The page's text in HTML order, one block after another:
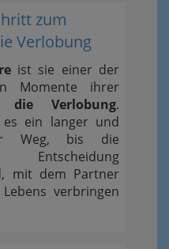
zum
Verlobung
ist sie einer der
Momente ihrer
die Verlobung.
ein langer und
Weg, bis die
Entscheidung
mit dem Partner
verbringen